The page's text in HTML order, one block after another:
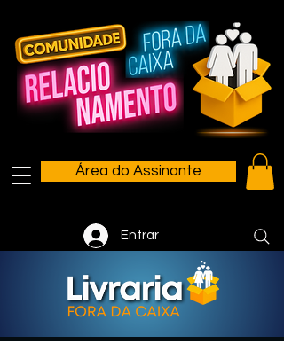
Área do Assinante
Entrar